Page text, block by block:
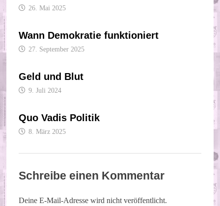
26. Mai 2025
Wann Demokratie funktioniert
27. September 2025
Geld und Blut
9. Juli 2024
Quo Vadis Politik
8. März 2025
Schreibe einen Kommentar
Deine E-Mail-Adresse wird nicht veröffentlicht.